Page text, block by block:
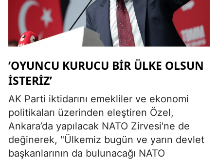
‘OYUNCU KURUCU BİR ÜLKE OLSUN
İSTERİZ’
AK Parti iktidarını emekliler ve ekonomi
politikaları üzerinden eleştiren Özel,
Ankara’da yapılacak NATO Zirvesi'ne de
değinerek, "Ülkemiz bugün ve yarın devlet
başkanlarının da bulunacağı NATO